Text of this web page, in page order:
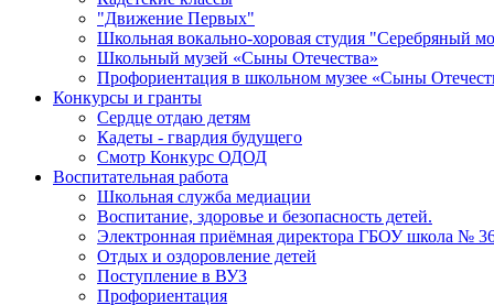
"Движение Первых"
Школьная вокально-хоровая студия "Серебряный
Школьный музей «Сыны Отечества»
Профориентация в школьном музее «Сыны
Конкурсы и гранты
Сердце отдаю детям
Кадеты - гвардия будущего
Смотр Конкурс ОДОД
Воспитательная работа
Школьная служба медиации
Воспитание, здоровье и безопасность детей.
Электронная приёмная директора ГБОУ школа №
Отдых и оздоровление детей
Поступление в ВУЗ
Профориентация